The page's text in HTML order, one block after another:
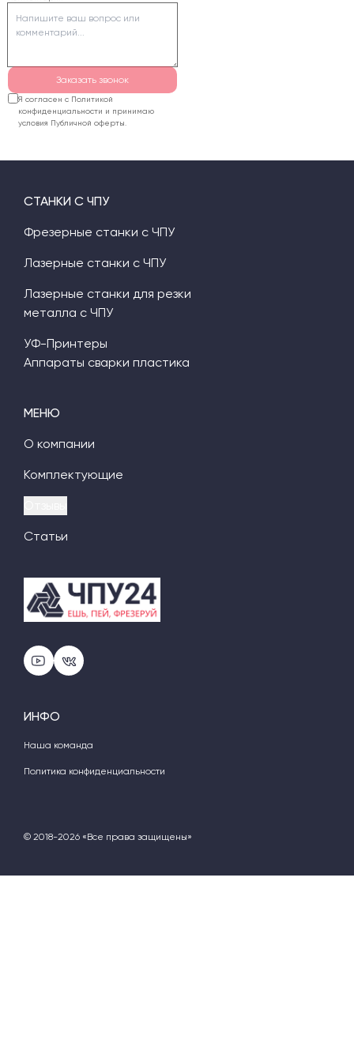
мягких металлов
(алюминий, медь).
Заказать звонок
Я согласен с Политикой
конфиденциальности и принимаю
условия Публичной оферты.
МЕНЮ
О компании
Комплектующие
Статьи
СТАНКИ С ЧПУ
Фрезерные станки с ЧПУ
Лазерные станки с ЧПУ
Лазерные станки для резки
металла с ЧПУ
УФ-Принтеры
Аппараты сварки пластика
ИНФО
Наша команда
Политика конфиденциальности
© 2018-2026 «Все права защищены»